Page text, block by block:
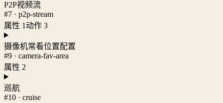
P2P视频流
#7 · p2p-stream
属性 1动作 3
摄像机常看位置配置
#9 · camera-fav-area
属性 2
巡航
#10 · cruise